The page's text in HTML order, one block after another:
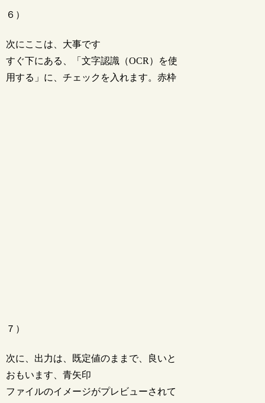
６）
次にここは、大事です
すぐ下にある、「文字認識（OCR）を使
用する」に、チェックを入れます。赤枠
７）
次に、出力は、既定値のままで、良いと
おもいます、青矢印
ファイルのイメージがプレビューされて